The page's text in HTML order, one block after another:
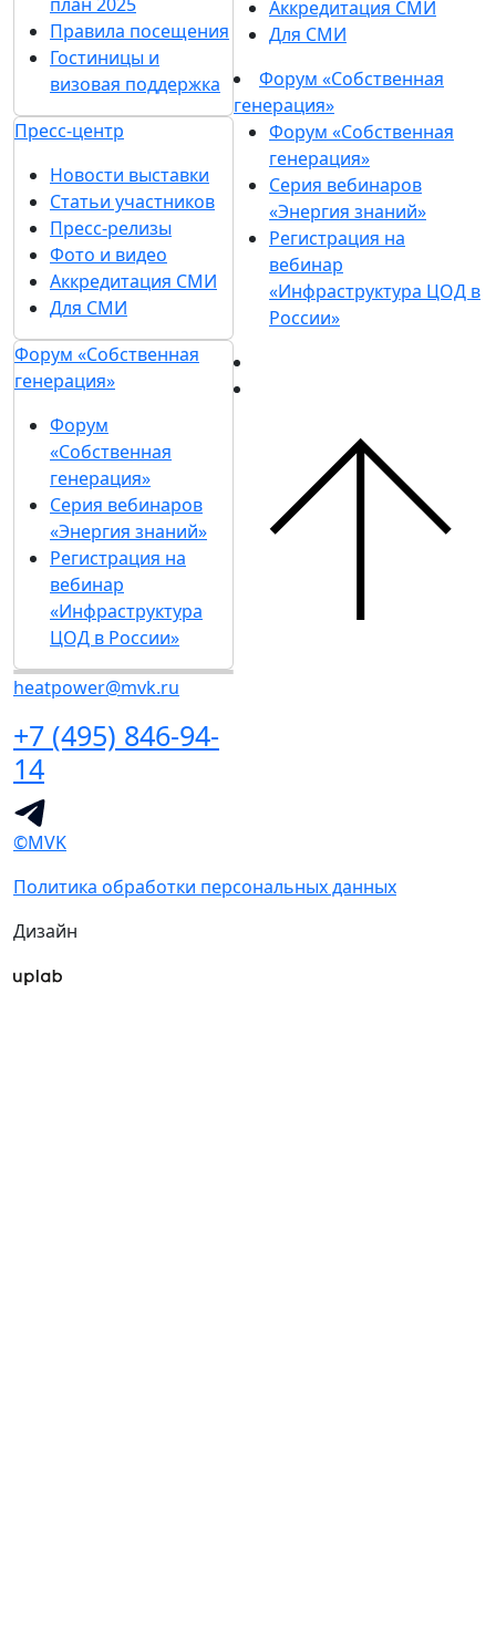
Правила посещения
Гостиницы и
визовая поддержка
Пресс-центр
Новости выставки
Статьи участников
Пресс-релизы
Фото и видео
Аккредитация СМИ
Для СМИ
Форум «Собственная
генерация»
Форум
«Собственная
генерация»
Серия вебинаров
«Энергия знаний»
Регистрация на
вебинар
«Инфраструктура
ЦОД в России»
heatpower@mvk.ru
+7 (495) 846-94-
14
Аккредитация СМИ
Для СМИ
Форум «Собственная
генерация»
Форум «Собственная
генерация»
Серия вебинаров
«Энергия знаний»
Регистрация на
вебинар
«Инфраструктура ЦОД в
России»
©MVK
Политика обработки персональных данных
Дизайн